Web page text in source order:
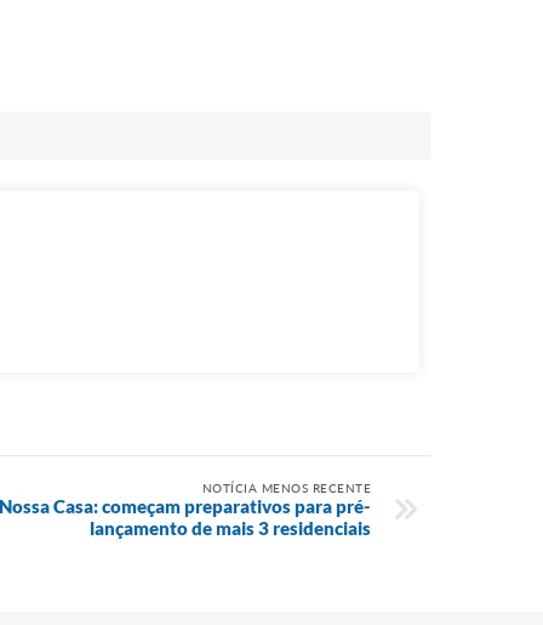
NOTÍCIA MENOS RECENTE
Casa: começam preparativos para pré-
lançamento de mais 3 residenciais